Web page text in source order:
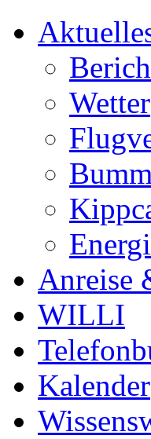
Wetter
Anreise
WILLI
Kalender